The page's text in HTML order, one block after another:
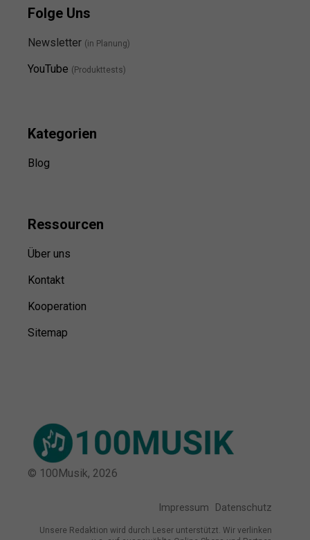
Folge Uns
Newsletter (in Planung)
YouTube (Produkttests)
Kategorien
Blog
Ressourcen
Über uns
Kontakt
Kooperation
Sitemap
© 100Musik, 2026
Impressum Datenschutz
Unsere Redaktion wird durch Leser unterstützt. Wir verlinken